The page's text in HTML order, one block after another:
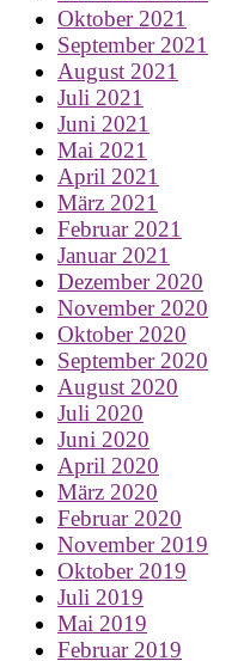
Oktober 2021
September 2021
August 2021
Juli 2021
Juni 2021
Mai 2021
April 2021
März 2021
Februar 2021
Januar 2021
Dezember 2020
November 2020
Oktober 2020
September 2020
August 2020
Juli 2020
Juni 2020
April 2020
März 2020
Februar 2020
November 2019
Oktober 2019
Juli 2019
Mai 2019
Februar 2019